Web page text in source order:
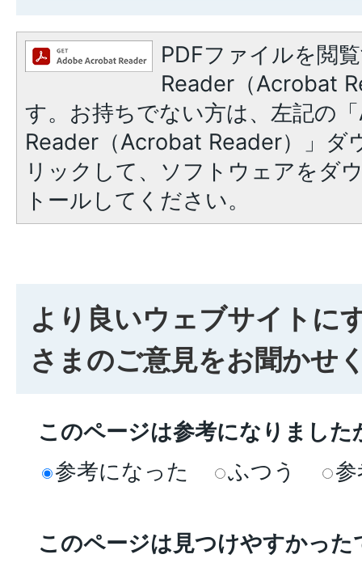
PDFファイルを閲
Reader（Acrobat
す。お持ちでない方は、左記の
Reader（Acrobat Reader）」ダ
リックして、ソフトウェアをダ
トールしてください。
より良いウェブサイトに
さまのご意見をお聞かせ
このページは参考になりました
参考になった
ふつう
このページは見つけやすかった